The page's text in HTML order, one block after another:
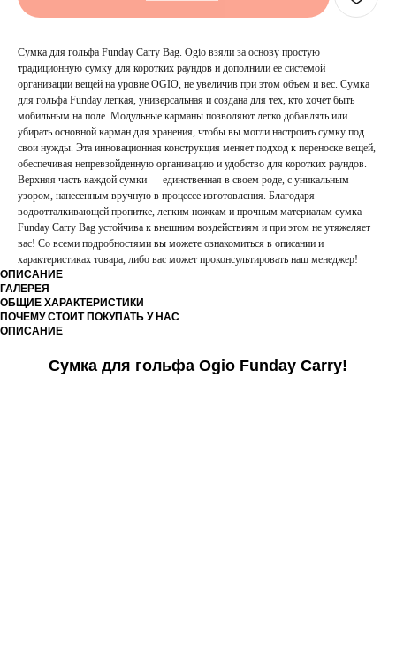
Сумка для гольфа Funday Carry Bag. Ogio взяли за основу простую
традиционную сумку для коротких раундов и дополнили ее системой
организации вещей на уровне OGIO, не увеличив при этом объем и вес. Сумка
для гольфа Funday легкая, универсальная и создана для тех, кто хочет быть
мобильным на поле. Модульные карманы позволяют легко добавлять или
убирать основной карман для хранения, чтобы вы могли настроить сумку под
свои нужды. Эта инновационная конструкция меняет подход к переноске вещей,
обеспечивая непревзойденную организацию и удобство для коротких раундов.
Верхняя часть каждой сумки — единственная в своем роде, с уникальным
узором, нанесенным вручную в процессе изготовления. Благодаря
водоотталкивающей пропитке, легким ножкам и прочным материалам сумка
Funday Carry Bag устойчива к внешним воздействиям и при этом не утяжеляет
вас! Со всеми подробностями вы можете ознакомиться в описании и
характеристиках товара, либо вас может проконсультировать наш менеджер!
ОПИСАНИЕ
ГАЛЕРЕЯ
ОБЩИЕ ХАРАКТЕРИСТИКИ
ПОЧЕМУ СТОИТ ПОКУПАТЬ У НАС
ОПИСАНИЕ
Сумка для гольфа Ogio Funday Carry!